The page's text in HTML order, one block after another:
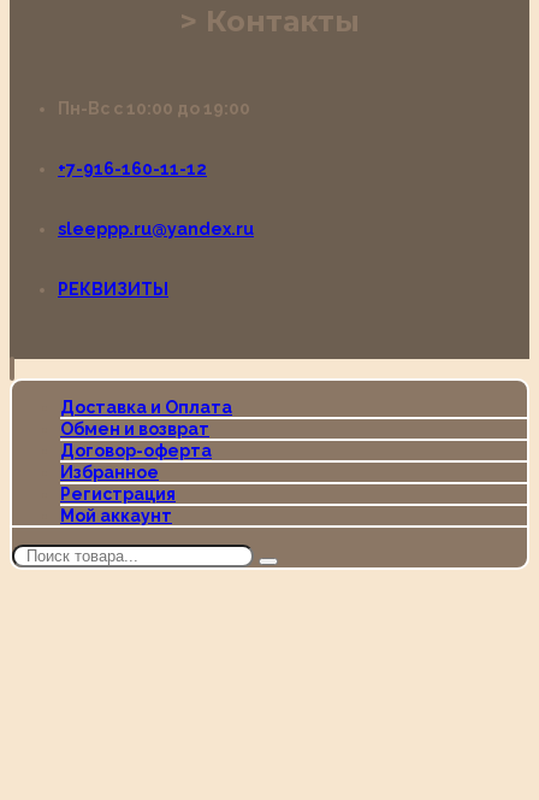
Контакты
Пн-Вс с 10:00 до 19:00
+7-916-160-11-12
sleeppp.ru@yandex.ru
РЕКВИЗИТЫ
Доставка и Оплата
Обмен и возврат
Договор-оферта
Избранное
Регистрация
Мой аккаунт